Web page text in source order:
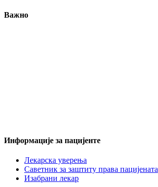
Важно
Информације за пацијенте
Лекарска уверења
Саветник за заштиту права пацијената
Изабрани лекар